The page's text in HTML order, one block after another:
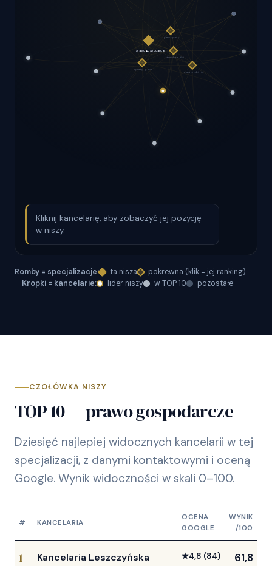
Kliknij kancelarię, aby zobaczyć jej pozycję
w niszy.
Romby = specjalizacje: ta nisza
pokrewna (klik = jej ranking)
Kropki = kancelarie:
lider niszy w TOP 10 pozostałe
CZOŁÓWKA NISZY
TOP 10 — prawo gospodarcze
Dziesięć najlepiej widocznych kancelarii w tej
specjalizacji, z danymi kontaktowymi i oceną
Google. Wynik widoczności w skali 0–100.
# KANCELARIA
OCENA
GOOGLE
WYNIK
/100
1 Kancelaria Leszczyńska ★4,8 (84) 61,8